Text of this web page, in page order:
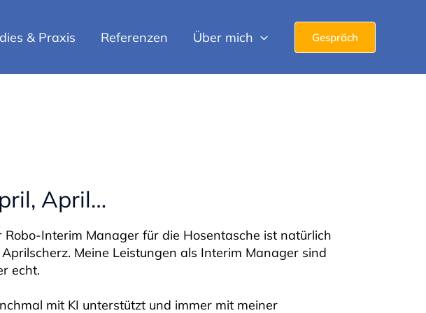
& Praxis Referenzen Über mich Gespräch
April…
Robo-Interim Manager für die Hosentasche ist natürlich
Meine Leistungen als Interim Manager sind
echt.
mit KI unterstützt und immer mit meiner